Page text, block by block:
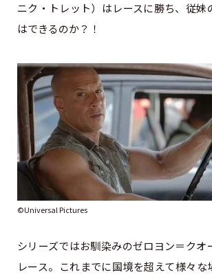
ニク・トレット）はレースに勝ち、従妹
はできるのか？！
©Universal Pictures
シリーズではお馴染みのゼロヨン＝クオ
レース。これまでに国境を超えて様々な